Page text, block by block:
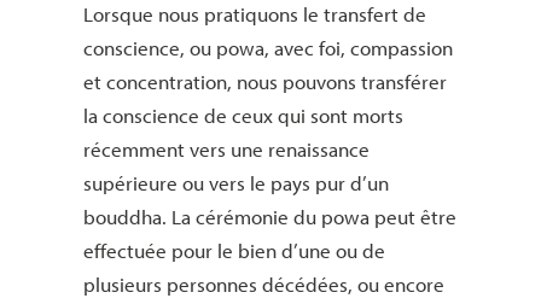
Lorsque nous pratiquons le transfert de
conscience, ou powa, avec foi, compassion
et concentration, nous pouvons transférer
la conscience de ceux qui sont morts
récemment vers une renaissance
supérieure ou vers le pays pur d’un
bouddha. La cérémonie du powa peut être
effectuée pour le bien d’une ou de
plusieurs personnes décédées, ou encore